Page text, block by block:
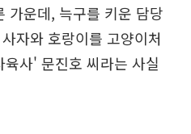
가운데, 늑구를 키운 담당
자와 호랑이를 고양이처
사' 문진호 씨라는 사실